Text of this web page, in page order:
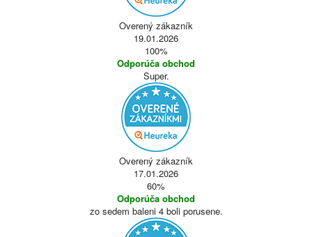
Overený zákazník
19.01.2026
100%
Odporúča obchod
Super.
Overený zákazník
17.01.2026
60%
Odporúča obchod
zo sedem baleni 4 boli porusene.